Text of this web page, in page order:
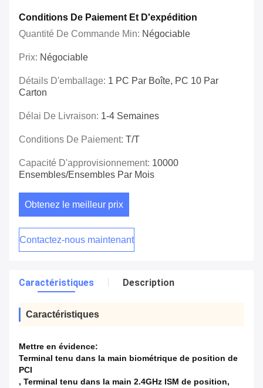
Conditions De Paiement Et D'expédition
Quantité De Commande Min: Négociable
Prix: Négociable
Détails D'emballage: 1 PC Par Boîte, PC 10 Par
Carton
Délai De Livraison: 1-4 Semaines
Conditions De Paiement: T/T
Capacité D'approvisionnement: 10000
Ensembles/ensembles Par Mois
Obtenez le meilleur prix
Contactez-nous maintenant
Caractéristiques Description
Caractéristiques
Mettre en évidence:
Terminal tenu dans la main biométrique de position de
PCI
, Terminal tenu dans la main 2.4GHz ISM de position,